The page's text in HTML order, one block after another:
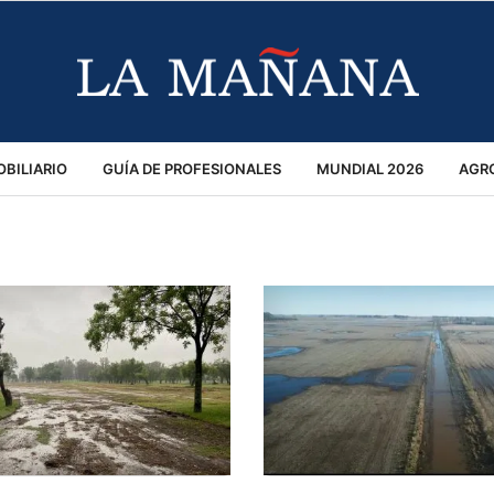
GUÍA DE PROFESIONALES MUNDIAL 2026